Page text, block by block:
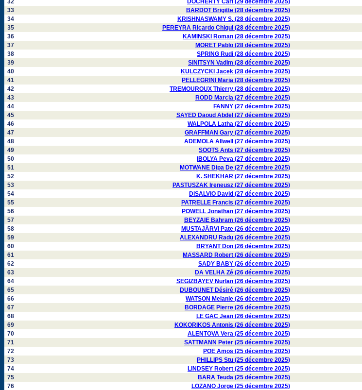
32
DOCHERTY Carl (29 décembre 2025)
33
BARDOT Brigitte (28 décembre 2025)
34
KRISHNASWAMY S. (28 décembre 2025)
35
PEREYRA Ricardo Chiqui (28 décembre 2025)
36
KAMINSKI Roman (28 décembre 2025)
37
MORET Pablo (28 décembre 2025)
38
SPRING Rudi (28 décembre 2025)
39
SINITSYN Vadim (28 décembre 2025)
40
KULCZYCKI Jacek (28 décembre 2025)
41
PELLEGRINI Maria (28 décembre 2025)
42
TREMOUROUX Thierry (28 décembre 2025)
43
RODD Marcia (27 décembre 2025)
44
FANNY (27 décembre 2025)
45
SAYED Daoud Abdel (27 décembre 2025)
46
WALPOLA Latha (27 décembre 2025)
47
GRAFFMAN Gary (27 décembre 2025)
48
ADEMOLA Allwell (27 décembre 2025)
49
SOOTS Ants (27 décembre 2025)
50
IBOLYA Peva (27 décembre 2025)
51
MOTWANE Dipa De (27 décembre 2025)
52
K. SHEKHAR (27 décembre 2025)
53
PASTUSZAK Ireneusz (27 décembre 2025)
54
DiSALVIO David (27 décembre 2025)
55
PATRELLE Francis (27 décembre 2025)
56
POWELL Jonathan (27 décembre 2025)
57
BEYZAIE Bahram (26 décembre 2025)
58
MUSTAJÄRVI Pate (26 décembre 2025)
59
ALEXANDRU Radu (26 décembre 2025)
60
BRYANT Don (26 décembre 2025)
61
MASSARD Robert (26 décembre 2025)
62
SADY BABY (26 décembre 2025)
63
DA VELHA Zé (26 décembre 2025)
64
SEGIZBAYEV Nurlan (26 décembre 2025)
65
DUBOUNET Désiré (26 décembre 2025)
66
WATSON Melanie (26 décembre 2025)
67
BORDAGE Pierre (26 décembre 2025)
68
LE GAC Jean (26 décembre 2025)
69
KOKORIKOS Antonis (26 décembre 2025)
70
ALENTOVA Vera (25 décembre 2025)
71
SATTMANN Peter (25 décembre 2025)
72
POE Amos (25 décembre 2025)
73
PHILLIPS Stu (25 décembre 2025)
74
LINDSEY Robert (25 décembre 2025)
75
BARA Teuda (25 décembre 2025)
76
LOZANO Jorge (25 décembre 2025)